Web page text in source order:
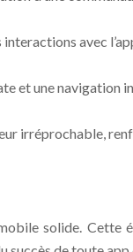
avec
et une
irréprochable,
solide. Cette